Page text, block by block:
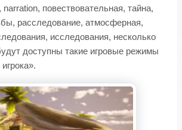
повествовательная, тайна,
расследование, атмосферная,
исследования, несколько
доступны такие игровые режимы